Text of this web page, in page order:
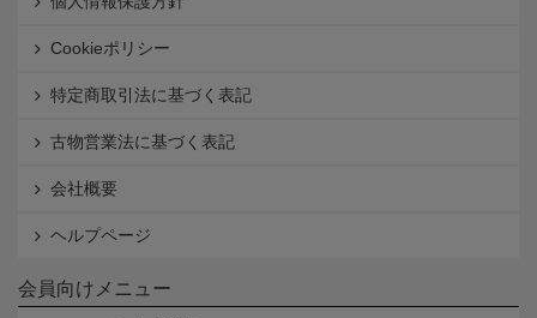
Cookieポリシー
特定商取引法に基づく表記
古物営業法に基づく表記
会社概要
ヘルプページ
会員向けメニュー